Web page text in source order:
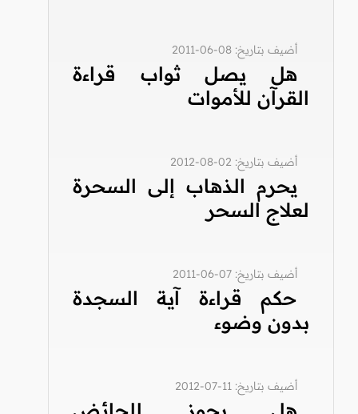
أضيف بتاريخ: 08-06-2011
هل يصل ثواب قراءة
القرآن للأموات
أضيف بتاريخ: 02-08-2012
يحرم الذهاب إلى السحرة
لعلاج السحر
أضيف بتاريخ: 07-06-2011
حكم قراءة آية السجدة
بدون وضوء
أضيف بتاريخ: 11-07-2012